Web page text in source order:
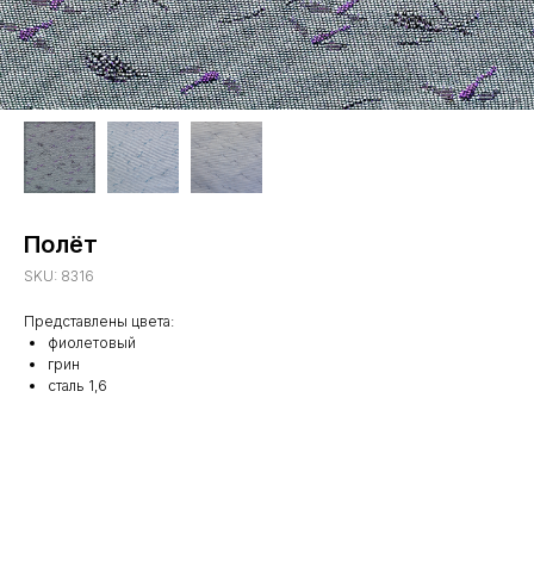
Полёт
SKU: 8316
Представлены цвета:
фиолетовый
грин
сталь 1,6